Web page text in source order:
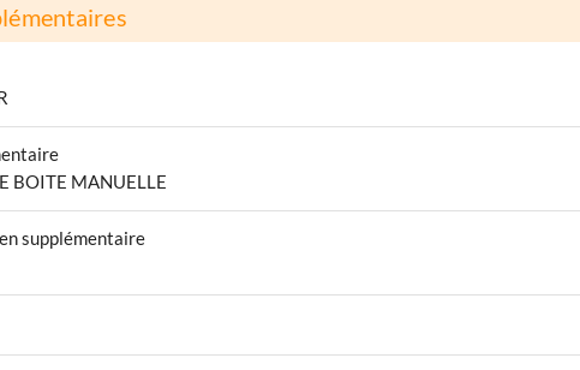
BOITE MANUELLE
supplémentaire